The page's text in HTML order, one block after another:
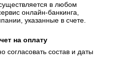
в любом
онлайн-банкинга,
указанные в счете.
на оплату
согласовать состав и даты